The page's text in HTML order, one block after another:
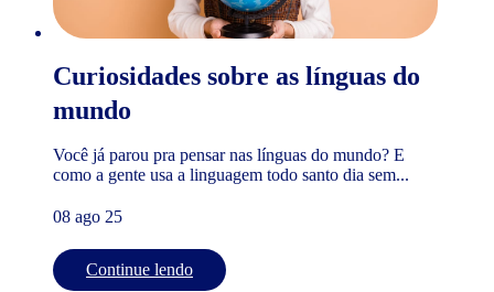
Curiosidades sobre as línguas do
mundo
Você já parou pra pensar nas línguas do mundo? E
como a gente usa a linguagem todo santo dia sem...
08 ago 25
Continue lendo